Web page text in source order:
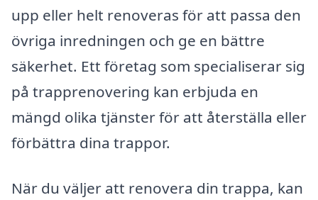
upp eller helt renoveras för att passa den
övriga inredningen och ge en bättre
säkerhet. Ett företag som specialiserar sig
på trapprenovering kan erbjuda en
mängd olika tjänster för att återställa eller
förbättra dina trappor.
När du väljer att renovera din trappa, kan